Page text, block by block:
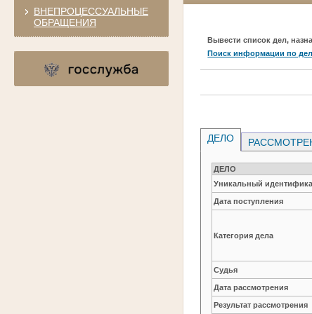
ВНЕПРОЦЕССУАЛЬНЫЕ
ОБРАЩЕНИЯ
Вывести список дел,
Поиск информации по
ДЕЛО
ДЕЛО
Уникальный
Дата поступления
Категория дела
Судья
Дата рассмотрения
Результат рассмотрения